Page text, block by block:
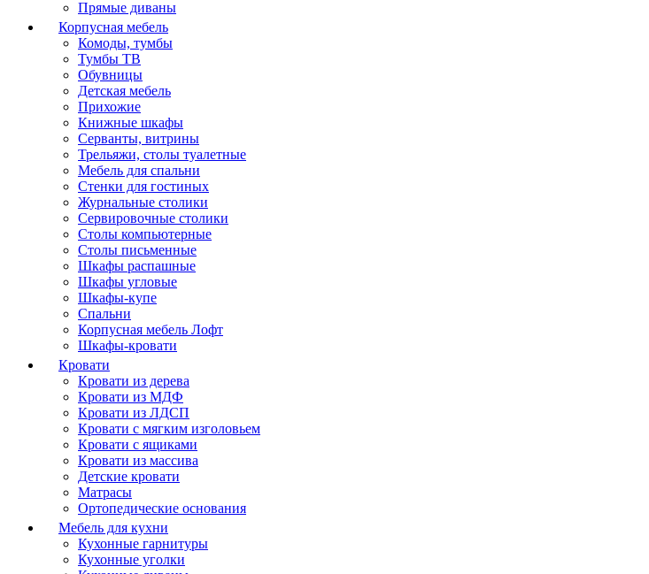
Прямые диваны
Корпусная мебель
Комоды, тумбы
Тумбы ТВ
Обувницы
Детская мебель
Прихожие
Книжные шкафы
Серванты, витрины
Трельяжи, столы туалетные
Мебель для спальни
Стенки для гостиных
Журнальные столики
Сервировочные столики
Столы компьютерные
Столы письменные
Шкафы распашные
Шкафы угловые
Шкафы-купе
Спальни
Корпусная мебель Лофт
Шкафы-кровати
Кровати
Кровати из дерева
Кровати из МДФ
Кровати из ЛДСП
Кровати с мягким изголовьем
Кровати с ящиками
Кровати из массива
Детские кровати
Матрасы
Ортопедические основания
Мебель для кухни
Кухонные гарнитуры
Кухонные уголки